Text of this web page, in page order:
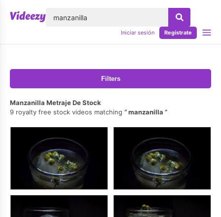
Iniciar sesión Regístrate
Filters
Manzanilla Metraje De Stock
9 royalty free stock videos matching
manzanilla